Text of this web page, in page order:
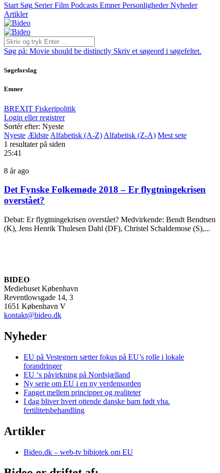
Start Søg Serier Film Podcasts Emner Personligheder Nyheder
Artikler
Søg på: Movie should be distinctly Skriv et søgeord i søgefeltet.
Søgeforslag
Emner
BREXIT Fiskeripolitik
Login eller registrer
Sortér efter: Nyeste
Nyeste Ældste Alfabetisk (A-Z) Alfabetisk (Z-A) Mest sete
1 resultater på siden
25:41
8 år ago
Det Fynske Folkemøde 2018 – Er flygtningekrisen
overstået?
Debat: Er flygtningekrisen overstået? Medvirkende: Bendt Bendtsen
(K), Jens Henrik Thulesen Dahl (DF), Christel Schaldemose (S),...
BIDEO
Mediehuset København
Reventlowsgade 14, 3
1651 København V
kontakt@bideo.dk
Nyheder
EU på Vestegnen sætter fokus på EU’s rolle i lokale
forandringer
EU ‘s påvirkning på Nordsjælland
Ny serie om EU i en ny verdensorden
Fanget mellem principper og realiteter
I dag bliver hvert ottende danske barn født vha.
fertilitetsbehandling
Artikler
Bideo.dk – web-tv bibiotek om EU